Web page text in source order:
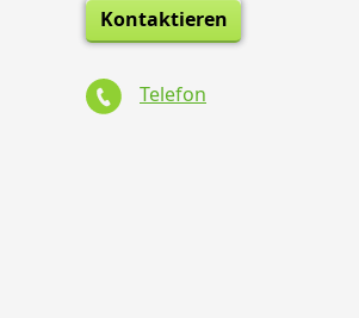
Kontaktieren
Telefon